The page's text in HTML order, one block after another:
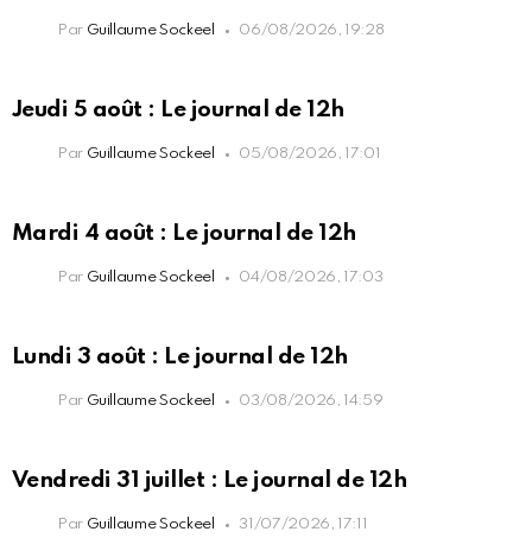
Par Guillaume Sockeel 06/08/2026, 19:28
Jeudi 5 août : Le journal de 12h
Par Guillaume Sockeel 05/08/2026, 17:01
Mardi 4 août : Le journal de 12h
Par Guillaume Sockeel 04/08/2026, 17:03
Lundi 3 août : Le journal de 12h
Par Guillaume Sockeel 03/08/2026, 14:59
Vendredi 31 juillet : Le journal de 12h
Par Guillaume Sockeel 31/07/2026, 17:11